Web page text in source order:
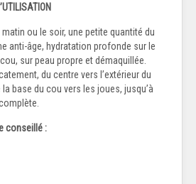
ou le soir, une petite quantité du
anti-âge, hydratation profonde sur le
sur peau propre et démaquillée.
du centre vers l’extérieur du
base du cou vers les joues, jusqu’à
conseillé :